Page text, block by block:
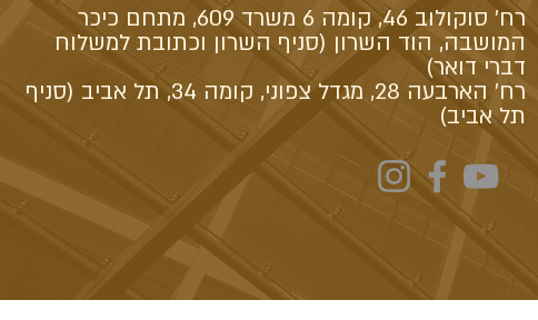
רח' סוקולוב 46, קומה 6 משרד 609, מתחם כיכר
המושבה, הוד השרון (סניף השרון וכתובת למשלוח
דברי דואר)
רח' הארבעה 28, מגדל צפוני, קומה 34, תל אביב (סניף
תל אביב)